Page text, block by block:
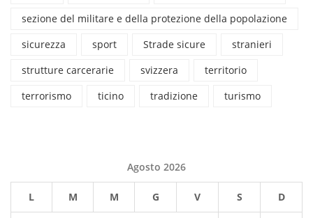
sezione del militare e della protezione della popolazione
sicurezza
sport Strade sicure
stranieri
strutture carcerarie
svizzera
territorio
terrorismo
ticino tradizione turismo
Agosto 2026
L M M G V S D